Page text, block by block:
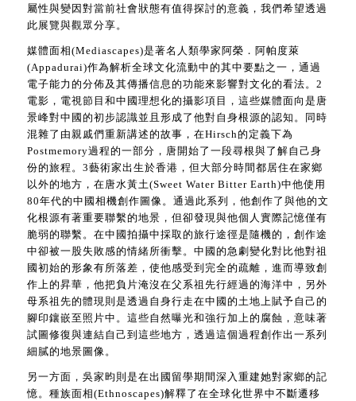
屬性與變因對當前社會狀態有值得探討的意義，我們希望透過
此展覽與觀眾分享。
媒體面相(Mediascapes)是著名人類學家阿榮．阿帕度萊
(Appadurai)作為解析全球文化流動中的其中要點之一，通過
電子能力的分佈及其傳播信息的功能來影響對文化的看法。2
電影，電視節目和中國理想化的攝影項目，這些媒體面向是唐
景峰對中國的初步認識並且形成了他對自身根源的認知。同時
混雜了由親戚們重新講述的故事，在Hirsch的定義下為
Postmemory過程的一部分，唐開始了一段尋根與了解自己身
份的旅程。3藝術家出生於香港，但大部分時間都居住在家鄉
以外的地方，在唐水黃土(Sweet Water Bitter Earth)中他使用
80年代的中國相機創作圖像。通過此系列，他創作了與他的文
化根源有著重要聯繫的地景，但卻發現與他個人實際記憶僅有
脆弱的聯繫。在中國拍攝中採取的旅行途徑是隨機的，創作途
中卻被一股失敗感的情緒所衝擊。中國的急劇變化對比他對祖
國初始的形象有所落差，使他感受到完全的疏離，進而導致創
作上的昇華，他把負片淹沒在父系祖先行經過的海洋中，另外
母系祖先的體現則是透過自身行走在中國的土地上賦予自己的
腳印鑲嵌至照片中。這些自然曝光和強行加上的腐蝕，意味著
試圖修復與連結自己到這些地方，透過這個過程創作出一系列
細膩的地景圖像。
另一方面，吳家昀則是在出國留學期間深入重建她對家鄉的記
憶。種族面相(Ethnoscapes)解釋了在全球化世界中不斷遷移